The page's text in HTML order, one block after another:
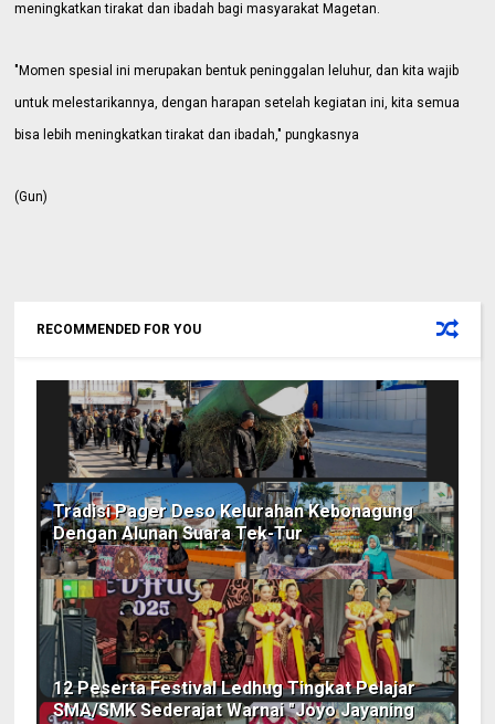
meningkatkan tirakat dan ibadah bagi masyarakat Magetan.
"Momen spesial ini merupakan bentuk peninggalan leluhur, dan kita wajib
untuk melestarikannya, dengan harapan setelah kegiatan ini, kita semua
bisa lebih meningkatkan tirakat dan ibadah," pungkasnya
(Gun)
RECOMMENDED FOR YOU
Tradisi Pager Deso Kelurahan Kebonagung
Dengan Alunan Suara Tek-Tur
12 Peserta Festival Ledhug Tingkat Pelajar
SMA/SMK Sederajat Warnai "Joyo Jayaning